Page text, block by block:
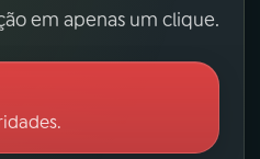
em apenas um clique.